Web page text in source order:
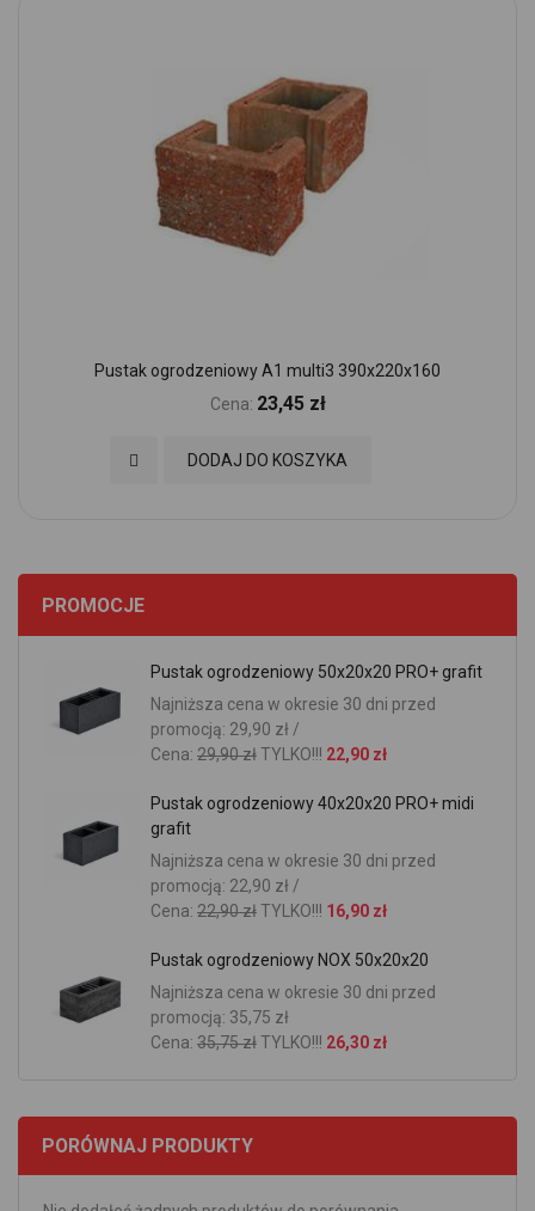
Pustak ogrodzeniowy A1 multi3 390x220x160
Cena: 23,45 zł
DODAJ DO KOSZYKA
Dodaj do Ulubionych
PROMOCJE
Pustak ogrodzeniowy 50x20x20 PRO+ grafit
Najniższa cena w okresie 30 dni przed
promocją: 29,90 zł /
Cena: 29,90 złTYLKO!!! 22,90 zł
Pustak ogrodzeniowy 40x20x20 PRO+ midi
grafit
Najniższa cena w okresie 30 dni przed
promocją: 22,90 zł /
Cena: 22,90 złTYLKO!!! 16,90 zł
Pustak ogrodzeniowy NOX 50x20x20
Najniższa cena w okresie 30 dni przed
promocją: 35,75 zł
Cena: 35,75 złTYLKO!!! 26,30 zł
PORÓWNAJ PRODUKTY